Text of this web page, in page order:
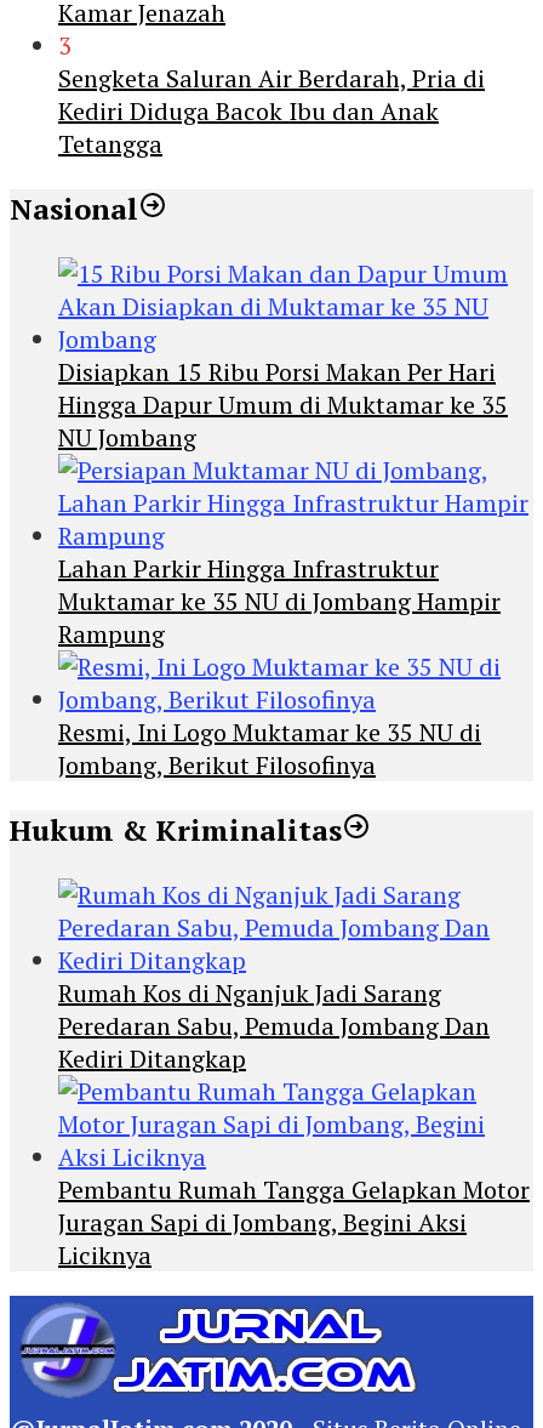
Kamar Jenazah
3
Sengketa Saluran Air Berdarah, Pria di
Kediri Diduga Bacok Ibu dan Anak
Tetangga
Nasional
Disiapkan 15 Ribu Porsi Makan Per Hari
Hingga Dapur Umum di Muktamar ke 35
NU Jombang
Lahan Parkir Hingga Infrastruktur
Muktamar ke 35 NU di Jombang Hampir
Rampung
Resmi, Ini Logo Muktamar ke 35 NU di
Jombang, Berikut Filosofinya
Hukum & Kriminalitas
Rumah Kos di Nganjuk Jadi Sarang
Peredaran Sabu, Pemuda Jombang Dan
Kediri Ditangkap
Pembantu Rumah Tangga Gelapkan Motor
Juragan Sapi di Jombang, Begini Aksi
Liciknya